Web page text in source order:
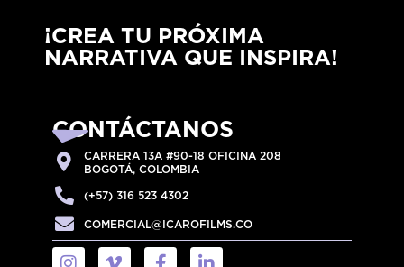
¡CREA TU PRÓXIMA
NARRATIVA QUE INSPIRA!
CONTÁCTANOS
CARRERA 13A #90-18 OFICINA 208
BOGOTÁ, COLOMBIA
(+57) 316 523 4302
COMERCIAL@ICAROFILMS.CO